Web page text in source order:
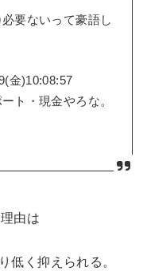
要ないって豪語し
金)10:08:57
ト・現金やろな。
由は
低く抑えられる。